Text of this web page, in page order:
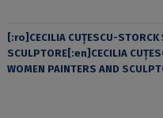
[:ro]CECILIA CUŢESCU-STORCK
SCULPTORE[:en]CECILIA
WOMEN PAINTERS AND